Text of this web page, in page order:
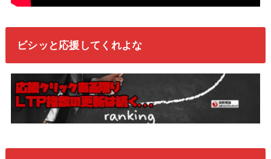
ビシッと応援してくれよな